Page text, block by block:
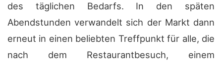
des täglichen Bedarfs. In den späten
Abendstunden verwandelt sich der Markt dann
erneut in einen beliebten Treffpunkt für alle, die
nach dem Restaurantbesuch, einem